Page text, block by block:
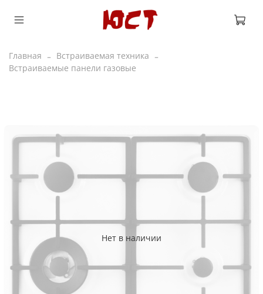
Главная
Встраиваемая техника
Встраиваемые панели газовые
Нет в наличии